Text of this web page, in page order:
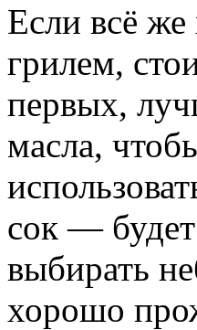
Если всё же
грилем,
первых,
масла,
сок —
выбирать
хорошо